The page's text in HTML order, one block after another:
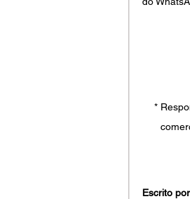
*
Escrito